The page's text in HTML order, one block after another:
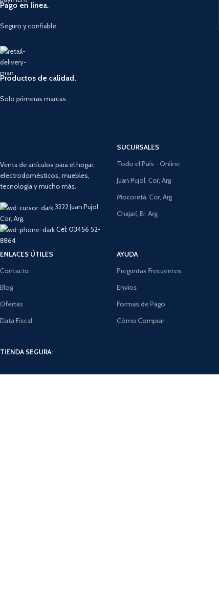
Pago en línea.
Seguro y confiable.
Productos de calidad.
Solo primeras marcas.
Venta de artículos para el hogar,
electrodomésticos, muebles,
tecnología y mucho más.
3222 Juan Pujol,
Cor, Arg.
Cel: 03456 52-
8864
SUCURSALES
Todo el País - Online
Juan Pujol, Cor, Arg
Mocoretá, Cor, Arg
Chajarí, Er, Arg.
ENLACES ÚTILES
Contacto
Blog
Ofertas
Data Fiscal
AYUDA
Preguntas Frecuentes
Envíos
Formas de Pago
Cómo Comprar
TIENDA SEGURA: